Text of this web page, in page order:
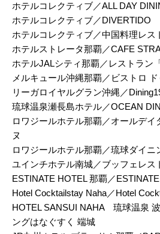
ホテルコレクティブ／ALL DAY
ホテルコレクティブ／DIVERTIDO
ホテルコレクティブ／中国料理レス
ホテルストレータ那覇／CAFE
ホテルJALシティ那覇／レストラン
メルキュール沖縄那覇／ビストロ
リーガロイヤルグラン沖縄／
琉球温泉瀬長島ホテル／OCEAN
ロワジールホテル那覇／オールデ
ヌ
ロワジールホテル那覇／琉球ダイ
ユインチホテル南城／ブッフェレ
ESTINATE HOTEL 那覇／
Hotel Cocktailstay Naha／Hotel
HOTEL SANSUI NAHA 琉球温泉
ングはなぐすく 端城